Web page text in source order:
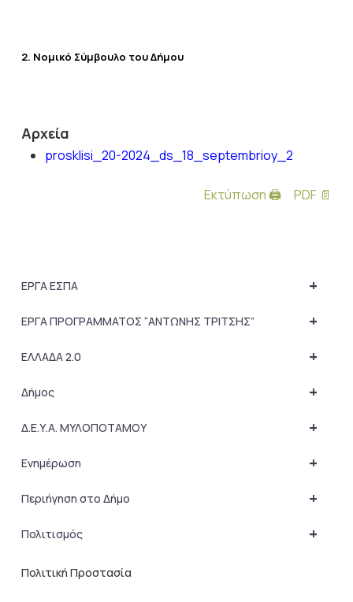
2. Νομικό Σύμβουλο του Δήμου
Αρχεία
prosklisi_20-2024_ds_18_septembrioy_2
Εκτύπωση 🖨 PDF 📄
+
ΕΡΓΑ ΕΣΠΑ
+
ΕΡΓΑ ΠΡΟΓΡΑΜΜΑΤΟΣ “ΑΝΤΩΝΗΣ ΤΡΙΤΣΗΣ”
+
ΕΛΛΑΔΑ 2.0
+
Δήμος
+
Δ.Ε.Υ.Α. ΜΥΛΟΠΟΤΑΜΟΥ
+
Ενημέρωση
+
Περιήγηση στο Δήμο
+
Πολιτισμός
Πολιτική Προστασία